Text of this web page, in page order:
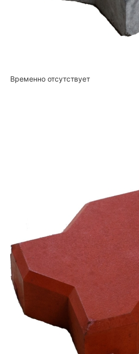
Временно отсутствует